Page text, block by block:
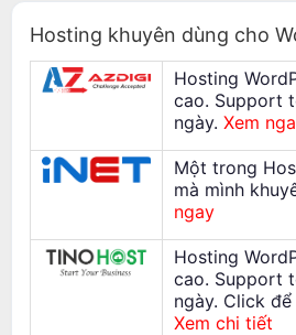
Hosting khuyên dùng cho
Hosting
cao. Support
ngày. Xem
Một trong
mà mình
ngay
Hosting
cao. Support
ngày. Click
Xem chi tiết